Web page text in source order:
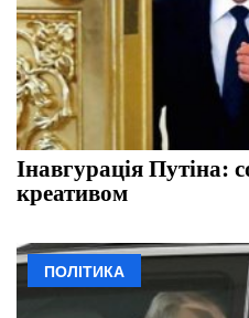
Інавгурація Путіна:
креативом
ПОЛІТИКА